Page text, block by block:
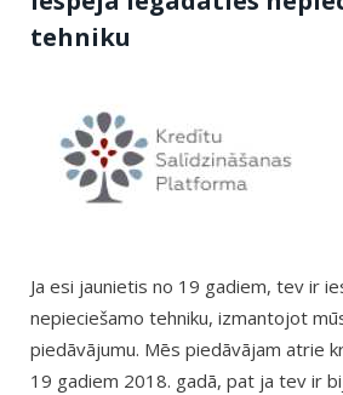
tehniku
Ja esi jaunietis no 19 gadiem, tev ir
nepieciešamo tehniku, izmantojot
piedāvājumu. Mēs piedāvājam atrie
19 gadiem 2018. gadā, pat ja tev ir